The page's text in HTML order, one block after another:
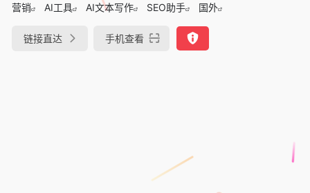
营销
AI工具 AI文本写作 SEO助手 国外
链接直达 手机查看